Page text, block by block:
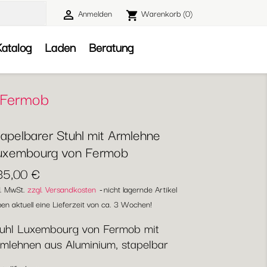
 Anmelden shopping_cart Warenkorb(0)
Laden Beratung
Stuhl mit Armlehne
von Fermob
€
MwSt. zzgl. Versandkosten nicht lagernde Artikel
aktuell eine Lieferzeit von ca. 3 Wochen!
Luxembourg von Fermob mit
aus Aluminium, stapelbar